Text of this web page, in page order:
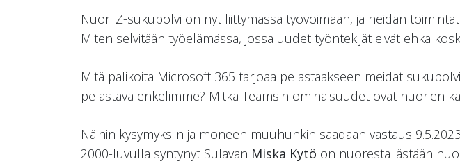
Nuori Z-sukupolvi on nyt liittymässä työvoimaan, ja heidän
Miten selvitään työelämässä, jossa uudet työntekijät eivät ehkä
Mitä palikoita Microsoft 365 tarjoaa pelastaakseen meidät
pelastava enkelimme? Mitkä Teamsin ominaisuudet ovat nuorien
Näihin kysymyksiin ja moneen muuhunkin saadaan vastaus
2000-luvulla syntynyt Sulavan Miska Kytö on nuoresta iästään